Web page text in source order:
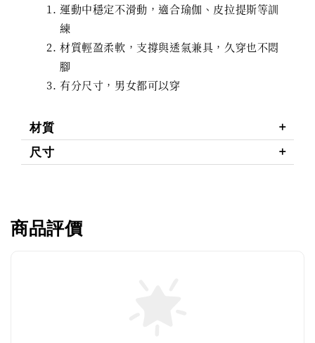
運動中穩定不滑動，適合瑜伽、皮拉提斯等訓
練
材質輕盈柔軟，支撐與透氣兼具，久穿也不悶
腳
有分尺寸，男女都可以穿
材質
尺寸
商品評價